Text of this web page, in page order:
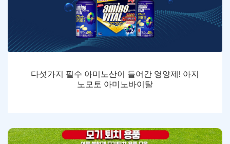
다섯가지 필수 아미노산이 들어간 영양제! 아지
노모토 아미노바이탈